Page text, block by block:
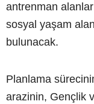
antrenman
sosyal yaşam
bulunacak.
Planlama
arazinin, Gençlik